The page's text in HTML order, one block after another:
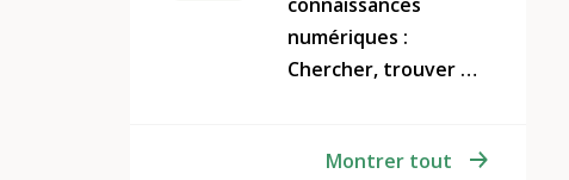
numériques :
Chercher, trouver et
Internet
Montrer tout